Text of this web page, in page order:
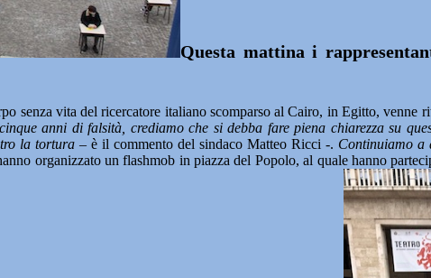
Questa mattina i
senza vita del ricercatore italiano scomparso al Cairo, in Egitto, venne
anni di falsità, crediamo che si debba fare piena chiarezza su
la tortura – è il commento del sindaco Matteo Ricci -. Continuiamo a
organizzato un flashmob in piazza del Popolo, al quale hanno